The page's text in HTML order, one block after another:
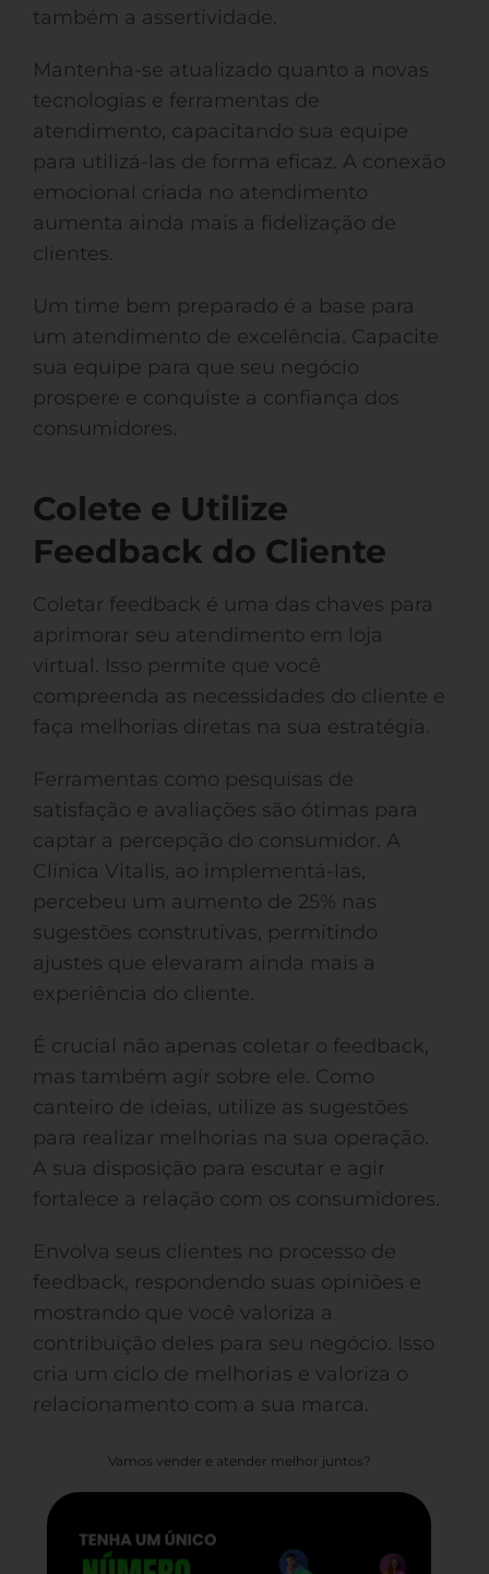
também a assertividade.
Mantenha-se atualizado quanto a novas
tecnologias e ferramentas de
atendimento, capacitando sua equipe
para utilizá-las de forma eficaz. A conexão
emocional criada no atendimento
aumenta ainda mais a fidelização de
clientes.
Um time bem preparado é a base para
um atendimento de excelência. Capacite
sua equipe para que seu negócio
prospere e conquiste a confiança dos
consumidores.
Colete e Utilize
Feedback do Cliente
Coletar feedback é uma das chaves para
aprimorar seu atendimento em loja
virtual. Isso permite que você
compreenda as necessidades do cliente e
faça melhorias diretas na sua estratégia.
Ferramentas como pesquisas de
satisfação e avaliações são ótimas para
captar a percepção do consumidor. A
Clínica Vitalis, ao implementá-las,
percebeu um aumento de 25% nas
sugestões construtivas, permitindo
ajustes que elevaram ainda mais a
experiência do cliente.
É crucial não apenas coletar o feedback,
mas também agir sobre ele. Como
canteiro de ideias, utilize as sugestões
para realizar melhorias na sua operação.
A sua disposição para escutar e agir
fortalece a relação com os consumidores.
Envolva seus clientes no processo de
feedback, respondendo suas opiniões e
mostrando que você valoriza a
contribuição deles para seu negócio. Isso
cria um ciclo de melhorias e valoriza o
relacionamento com a sua marca.
Vamos vender e atender melhor juntos?